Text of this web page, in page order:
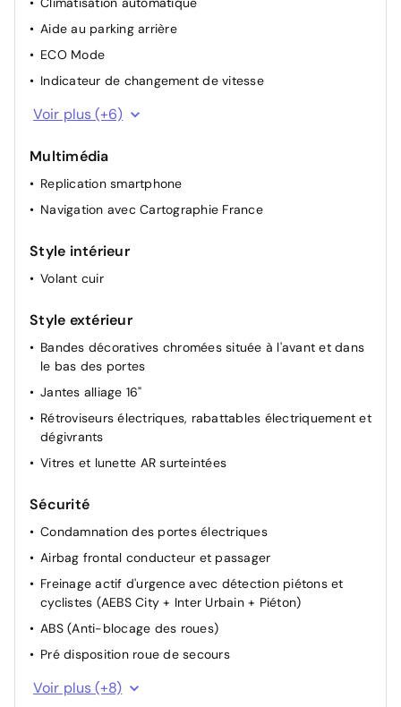
Aide au parking arrière
ECO Mode
Indicateur de changement de vitesse
Lunette arrière chauffante
Vitres électriques à impulsion
Airbag passager déconnectable
Accoudoir central avec rangement
Voir plus (+6)
Multimédia
Replication smartphone
Navigation avec Cartographie France
Style intérieur
Volant cuir
Style extérieur
Bandes décoratives chromées située à l'avant et dans
le bas des portes
Jantes alliage 16"
Rétroviseurs électriques, rabattables électriquement et
dégivrants
Vitres et lunette AR surteintées
Sécurité
Condamnation des portes électriques
Airbag frontal conducteur et passager
Freinage actif d'urgence avec détection piétons et
cyclistes (AEBS City + Inter Urbain + Piéton)
ABS (Anti-blocage des roues)
Pré disposition roue de secours
Alerte détection fatigue
Voir plus (+8)